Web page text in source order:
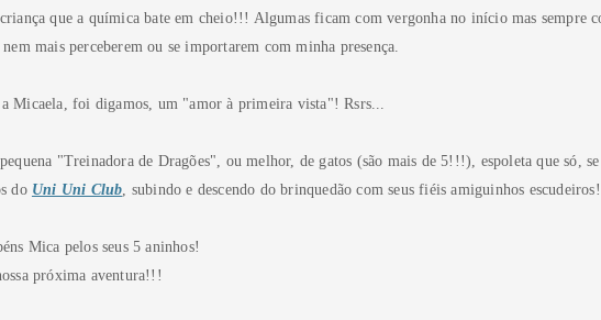
que a química bate em cheio!!! Algumas ficam com vergonha no início mas sempre
nem mais perceberem ou se importarem com minha presença.
Micaela, foi digamos, um "amor à primeira vista"! Rsrs...
"Treinadora de Dragões", ou melhor, de gatos (são mais de 5!!!), espoleta que só,
do Uni Uni Club , subindo e descendo do brinquedão com seus fiéis amiguinhos escudeiros!
Mica pelos seus 5 aninhos!
próxima aventura!!!